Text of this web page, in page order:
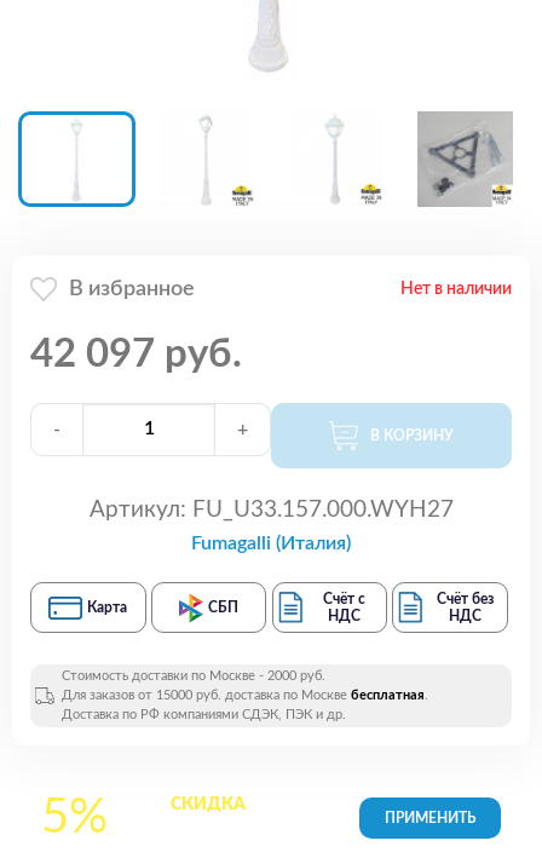
В избранное Нет в наличии
42 097 руб.
- + В КОРЗИНУ
Артикул: FU_U33.157.000.WYH27
Fumagalli (Италия)
Карта СБП
Счёт с
НДС
Счёт без
НДС
Стоимость доставки по Москве - 2000 руб.
Для заказов от 15000 руб. доставка по Москве бесплатная.
Доставка по РФ компаниями СДЭК, ПЭК и др.
5% СКИДКАна все